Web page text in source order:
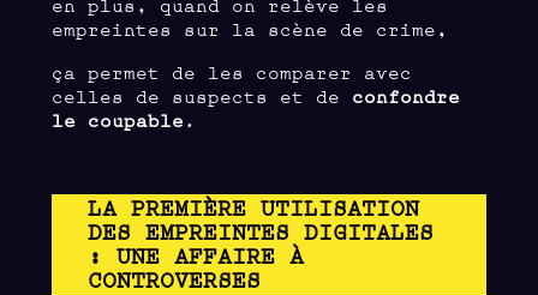
en plus, quand on relève les
empreintes sur la scène de crime,
ça permet de les comparer avec
celles de suspects et de confondre
le coupable .
LA PREMIÈRE UTILISATION
DES EMPREINTES DIGITALES
: UNE AFFAIRE À
CONTROVERSES